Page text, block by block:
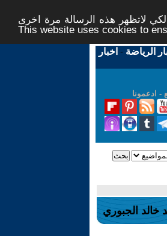
لاتظهر هذه الرسالة مرة اخرى -
This website uses cookies to
الرياضة - اخبار
- ادعمونا
خالد الجبوري